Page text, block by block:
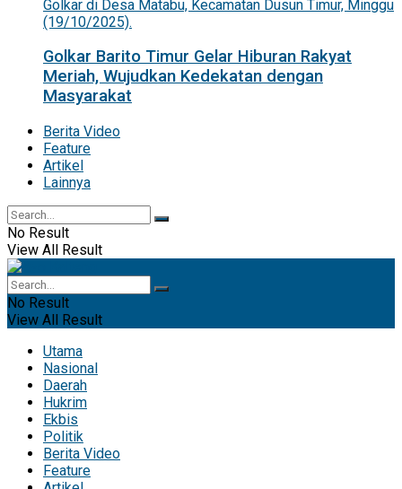
Golkar Barito Timur Gelar Hiburan Rakyat
Meriah, Wujudkan Kedekatan dengan
Masyarakat
Berita Video
Feature
Artikel
Lainnya
No Result
View All Result
No Result
View All Result
Utama
Nasional
Daerah
Hukrim
Ekbis
Politik
Berita Video
Feature